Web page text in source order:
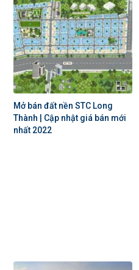
Mở bán đất nền STC Long
Thành | Cập nhật giá bán mới
nhất 2022